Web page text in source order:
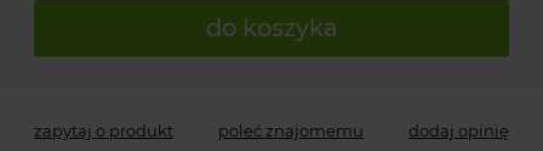
do koszyka
zapytaj o produkt poleć znajomemu
dodaj opinię